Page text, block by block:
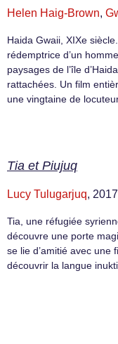
Helen Haig-Brown,
Haida Gwaii, XIXe
rédemptrice d’un
paysages de l’île
rattachées. Un film
une vingtaine de
Tia et Piujuq
Lucy Tulugarjuq, 2017
Tia, une réfugiée
découvre une porte
se lie d’amitié avec une
découvrir la langue